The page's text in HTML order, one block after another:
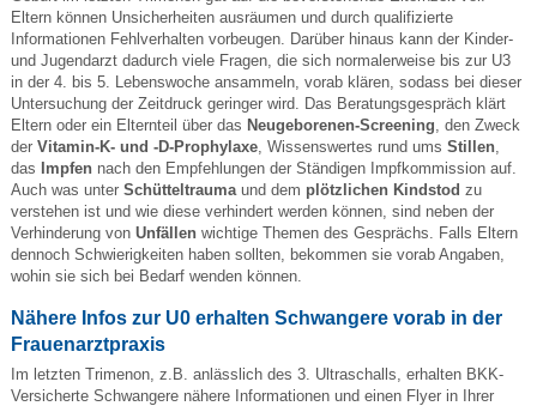
Eltern können Unsicherheiten ausräumen und durch qualifizierte
Informationen Fehlverhalten vorbeugen. Darüber hinaus kann der Kinder-
und Jugendarzt dadurch viele Fragen, die sich normalerweise bis zur U3
in der 4. bis 5. Lebenswoche ansammeln, vorab klären, sodass bei dieser
Untersuchung der Zeitdruck geringer wird. Das Beratungsgespräch klärt
Eltern oder ein Elternteil über das Neugeborenen-Screening , den Zweck
der Vitamin-K- und -D-Prophylaxe, Wissenswertes rund ums Stillen,
das Impfennach den Empfehlungen der Ständigen Impfkommission auf.
Auch was unter Schütteltraumaund dem plötzlichen Kindstod zu
verstehen ist und wie diese verhindert werden können, sind neben der
Verhinderung von Unfällenwichtige Themen des Gesprächs. Falls Eltern
dennoch Schwierigkeiten haben sollten, bekommen sie vorab Angaben,
wohin sie sich bei Bedarf wenden können.
Nähere Infos zur U0 erhalten Schwangere vorab in der
Frauenarztpraxis
Im letzten Trimenon, z.B. anlässlich des 3. Ultraschalls, erhalten BKK-
Versicherte Schwangere nähere Informationen und einen Flyer in Ihrer